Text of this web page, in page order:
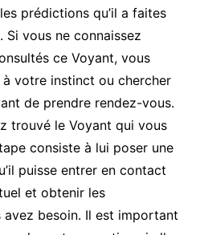
prédictions qu’il a faites
Si vous ne connaissez
ce Voyant, vous
votre instinct ou chercher
de prendre rendez-vous.
trouvé le Voyant qui vous
consiste à lui poser une
puisse entrer en contact
et obtenir les
besoin. Il est important